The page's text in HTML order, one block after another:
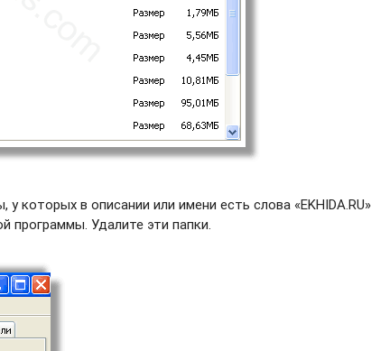
в описании или имени есть слова «EKHIDA.RU».
программы. Удалите эти папки.